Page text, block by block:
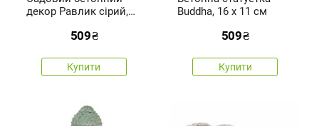
декор Равлик сірий,
509₴
Купити
Buddha, 16 х 11 см
509₴
Купити